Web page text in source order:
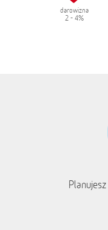
darowizna
2 - 4%
Planujesz